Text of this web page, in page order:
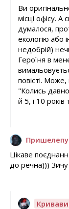
Ви
місці офісу.
думалося,
екологію або
недобрій)
Героїня в
повісті. Може,
"Колись
й 5, і 10
Цікаве
до речна))) Зичу